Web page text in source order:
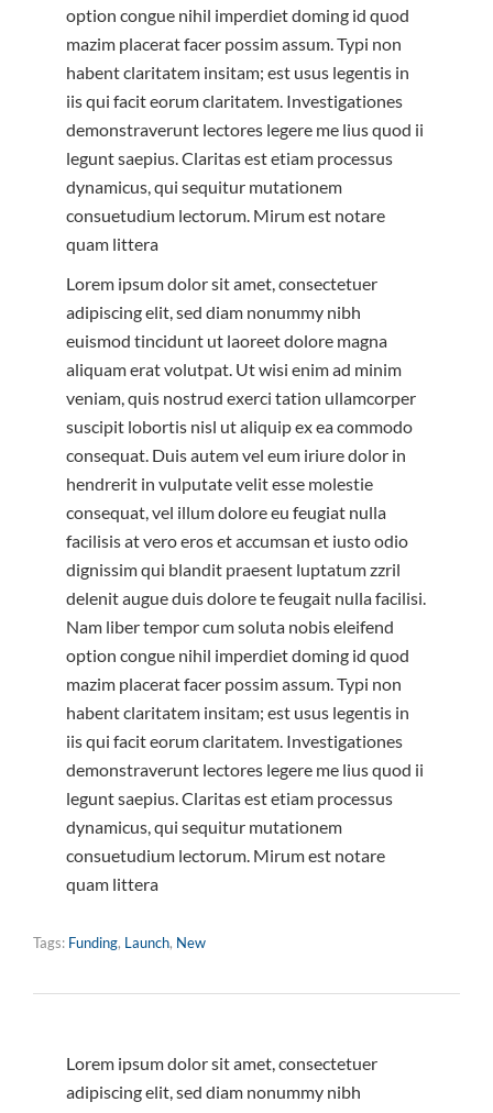
option congue nihil imperdiet doming id quod
mazim placerat facer possim assum. Typi non
habent claritatem insitam; est usus legentis in
iis qui facit eorum claritatem. Investigationes
demonstraverunt lectores legere me lius quod ii
legunt saepius. Claritas est etiam processus
dynamicus, qui sequitur mutationem
consuetudium lectorum. Mirum est notare
quam littera
Lorem ipsum dolor sit amet, consectetuer
adipiscing elit, sed diam nonummy nibh
euismod tincidunt ut laoreet dolore magna
aliquam erat volutpat. Ut wisi enim ad minim
veniam, quis nostrud exerci tation ullamcorper
suscipit lobortis nisl ut aliquip ex ea commodo
consequat. Duis autem vel eum iriure dolor in
hendrerit in vulputate velit esse molestie
consequat, vel illum dolore eu feugiat nulla
facilisis at vero eros et accumsan et iusto odio
dignissim qui blandit praesent luptatum zzril
delenit augue duis dolore te feugait nulla facilisi.
Nam liber tempor cum soluta nobis eleifend
option congue nihil imperdiet doming id quod
mazim placerat facer possim assum. Typi non
habent claritatem insitam; est usus legentis in
iis qui facit eorum claritatem. Investigationes
demonstraverunt lectores legere me lius quod ii
legunt saepius. Claritas est etiam processus
dynamicus, qui sequitur mutationem
consuetudium lectorum. Mirum est notare
quam littera
Tags: Funding, Launch, New
Lorem ipsum dolor sit amet, consectetuer
adipiscing elit, sed diam nonummy nibh